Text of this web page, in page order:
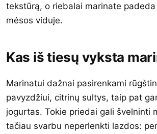
tekstūrą, o riebalai marinate
mėsos viduje.
Kas iš tiesų vyksta
Marinatui dažnai pasirenkami
pavyzdžiui, citrinų sultys, taip pat
jogurtas. Tokie priedai gali švelninti
tačiau svarbu neperlenkti lazdos: